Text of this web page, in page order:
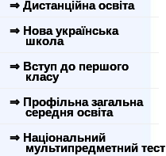
⇒ Дистанційна освіта
⇒ Нова українська
школа
⇒ Вступ до першого
класу
⇒ Профільна загальна
середня освіта
⇒ Національний
мультипредметний тест